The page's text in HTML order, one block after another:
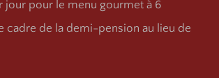
jour pour le menu gourmet à 6
cadre de la demi-pension au lieu de